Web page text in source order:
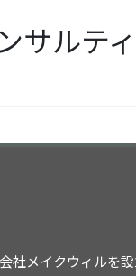
サルテ
社メイクウィルを